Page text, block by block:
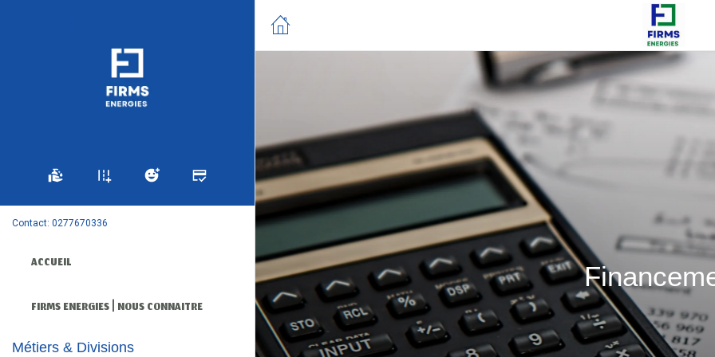
Contact: 0277670336
ACCUEIL
FIRMS ENERGIES | NOUS CONNAITRE
Métiers & Divisions